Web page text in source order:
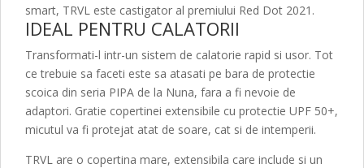
smart, TRVL este castigator al premiului Red Dot 2021.
IDEAL PENTRU CALATORII
Transformati-l intr-un sistem de calatorie rapid si usor. Tot
ce trebuie sa faceti este sa atasati pe bara de protectie
scoica din seria PIPA de la Nuna, fara a fi nevoie de
adaptori. Gratie copertinei extensibile cu protectie UPF 50+,
micutul va fi protejat atat de soare, cat si de intemperii.
TRVL are o copertina mare, extensibila care include si un